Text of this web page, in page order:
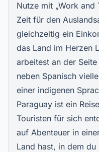
Nutze mit „Work
Zeit für den
gleichzeitig ein
das Land im Herzen
arbeitest an der
neben Spanisch
einer indigenen
Paraguay ist ein
Touristen für sich
auf Abenteuer in
Land hast, in dem